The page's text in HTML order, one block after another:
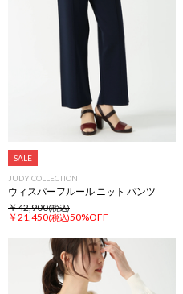
SALE
JUDY COLLECTION
ウィスパーフルール ニット パンツ
￥42,900(税込)
￥21,450(税込)50%OFF